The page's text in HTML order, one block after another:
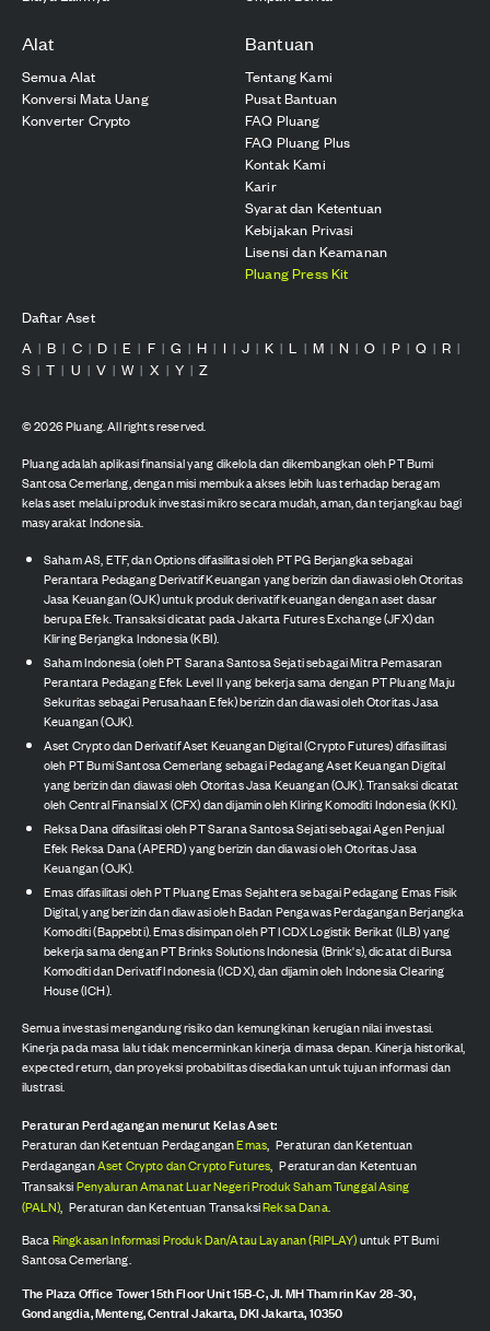
Alat
Semua Alat
Konversi Mata Uang
Konverter Crypto
Bantuan
Tentang Kami
Pusat Bantuan
FAQ Pluang
FAQ Pluang Plus
Kontak Kami
Karir
Syarat dan Ketentuan
Kebijakan Privasi
Lisensi dan Keamanan
Pluang Press Kit
Daftar Aset
A | B | C | D | E | F | G | H | I | J | K | L | M | N | O | P | Q | R |
S | T | U | V | W | X | Y | Z
©2026Pluang. All rights reserved.
Pluang adalah aplikasi finansial yang dikelola dan dikembangkan oleh PT Bumi
Santosa Cemerlang, dengan misi membuka akses lebih luas terhadap beragam
kelas aset melalui produk investasi mikro secara mudah, aman, dan terjangkau bagi
masyarakat Indonesia.
Saham AS, ETF, dan Options difasilitasi oleh PT PG Berjangka sebagai
Perantara Pedagang Derivatif Keuangan yang berizin dan diawasi oleh Otoritas
Jasa Keuangan (OJK) untuk produk derivatif keuangan dengan aset dasar
berupa Efek. Transaksi dicatat pada Jakarta Futures Exchange (JFX) dan
Kliring Berjangka Indonesia (KBI).
Saham Indonesia (oleh PT Sarana Santosa Sejati sebagai Mitra Pemasaran
Perantara Pedagang Efek Level II yang bekerja sama dengan PT Pluang Maju
Sekuritas sebagai Perusahaan Efek) berizin dan diawasi oleh Otoritas Jasa
Keuangan (OJK).
Aset Crypto dan Derivatif Aset Keuangan Digital (Crypto Futures) difasilitasi
oleh PT Bumi Santosa Cemerlang sebagai Pedagang Aset Keuangan Digital
yang berizin dan diawasi oleh Otoritas Jasa Keuangan (OJK). Transaksi dicatat
oleh Central Finansial X (CFX) dan dijamin oleh Kliring Komoditi Indonesia (KKI).
Reksa Dana difasilitasi oleh PT Sarana Santosa Sejati sebagai Agen Penjual
Efek Reksa Dana (APERD) yang berizin dan diawasi oleh Otoritas Jasa
Keuangan (OJK).
Emas difasilitasi oleh PT Pluang Emas Sejahtera sebagai Pedagang Emas Fisik
Digital, yang berizin dan diawasi oleh Badan Pengawas Perdagangan Berjangka
Komoditi (Bappebti). Emas disimpan oleh PT ICDX Logistik Berikat (ILB) yang
bekerja sama dengan PT Brinks Solutions Indonesia (Brink's), dicatat di Bursa
Komoditi dan Derivatif Indonesia (ICDX), dan dijamin oleh Indonesia Clearing
House (ICH).
Semua investasi mengandung risiko dan kemungkinan kerugian nilai investasi.
Kinerja pada masa lalu tidak mencerminkan kinerja di masa depan. Kinerja historikal,
expected return, dan proyeksi probabilitas disediakan untuk tujuan informasi dan
ilustrasi.
Peraturan Perdagangan menurut Kelas Aset:
Peraturan dan Ketentuan PerdaganganEmas, Peraturan dan Ketentuan
PerdaganganAset Crypto dan Crypto Futures, Peraturan dan Ketentuan
TransaksiPenyaluran Amanat Luar Negeri Produk Saham Tunggal Asing
(PALN), Peraturan dan Ketentuan TransaksiReksa Dana.
BacaRingkasan Informasi Produk Dan/Atau Layanan (RIPLAY)untuk PT Bumi
Santosa Cemerlang.
The Plaza Office Tower 15th Floor Unit 15B-C, Jl. MH Thamrin Kav 28-30,
Gondangdia, Menteng, Central Jakarta, DKI Jakarta, 10350